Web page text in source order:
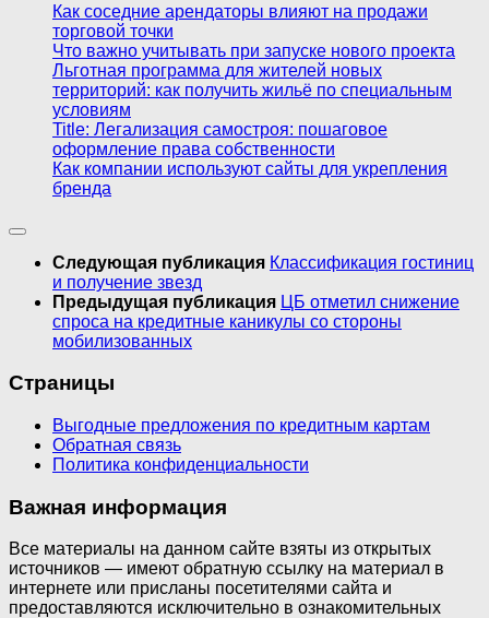
Как соседние арендаторы влияют на продажи
торговой точки
Что важно учитывать при запуске нового проекта
Льготная программа для жителей новых
территорий: как получить жильё по специальным
условиям
Title: Легализация самостроя: пошаговое
оформление права собственности
Как компании используют сайты для укрепления
бренда
Следующая публикация Классификация гостиниц
и получение звезд
Предыдущая публикация ЦБ отметил снижение
спроса на кредитные каникулы со стороны
мобилизованных
Страницы
Выгодные предложения по кредитным картам
Обратная связь
Политика конфиденциальности
Важная информация
Все материалы на данном сайте взяты из открытых
источников — имеют обратную ссылку на материал в
интернете или присланы посетителями сайта и
предоставляются исключительно в ознакомительных